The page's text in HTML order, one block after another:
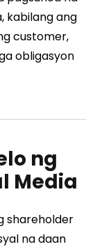
kabilang ang
customer,
obligasyon
ng
Media
shareholder
na daan